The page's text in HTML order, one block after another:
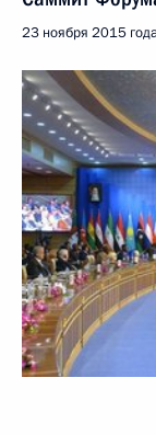
23 ноября 2015